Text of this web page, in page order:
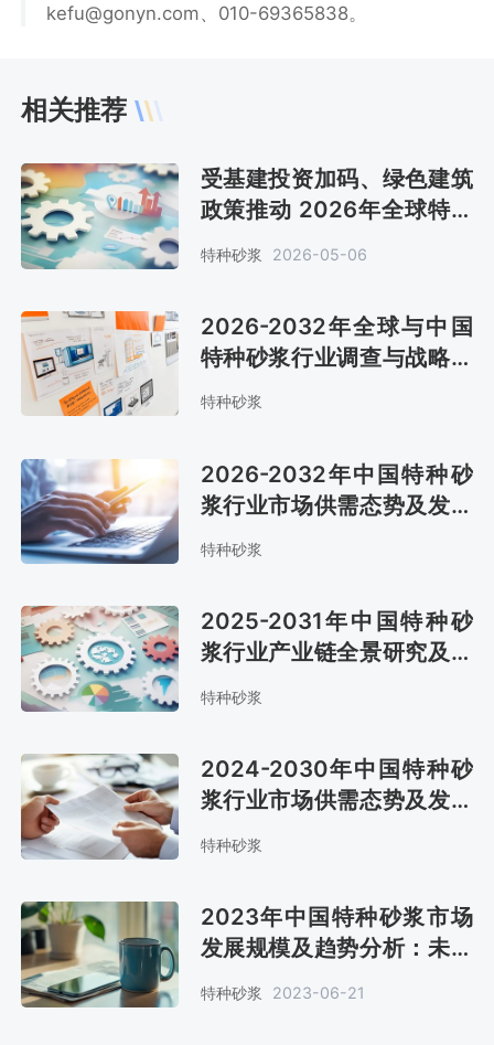
kefu@gonyn.com、010-69365838。
相关推荐
受基建投资加码、绿色建筑
政策推动 2026年全球特种
砂浆销售额约135亿美元
[图]
特种砂浆 2026-05-06
2026-2032年全球与中国
特种砂浆行业调查与战略咨
询报告
特种砂浆
2026-2032年中国特种砂
浆行业市场供需态势及发展
战略咨询报告
特种砂浆
2025-2031年中国特种砂
浆行业产业链全景研究及市
场趋势预测报告
特种砂浆
2024-2030年中国特种砂
浆行业市场供需态势及发展
战略咨询报告
特种砂浆
2023年中国特种砂浆市场
发展规模及趋势分析：未来
特种砂浆市场需求将继续增
长[图]
特种砂浆 2023-06-21